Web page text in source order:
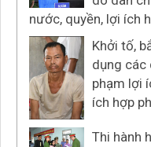
nước, quyền, lợi ích
Khởi tố,
dụng các
phạm lợi
ích hợp
Thi hành